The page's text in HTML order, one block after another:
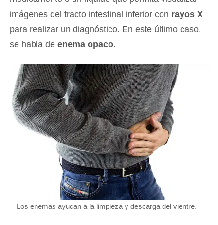
imágenes del tracto intestinal inferior con rayos X
para realizar un diagnóstico. En este último caso,
se habla de enema opaco.
Los enemas ayudan a la limpieza y descarga del vientre.